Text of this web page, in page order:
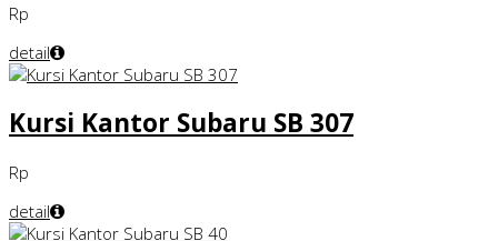
Rp
detail
Kursi Kantor Subaru SB 307
Rp
detail